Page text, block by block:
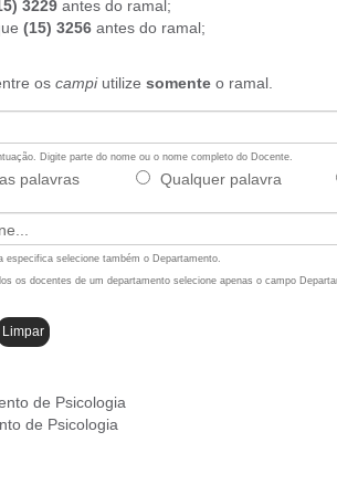
3229 antes do ramal;
(15) 3256 antes do ramal;
os campiutilize somente o ramal.
Digite parte do nome ou o nome completo do Docente.
palavras Qualquer palavra
especifica selecione também o Departamento.
os docentes de um departamento selecione apenas o campo
de Psicologia
de Psicologia